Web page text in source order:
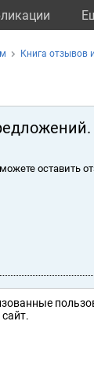
Книга отзывов
оставить